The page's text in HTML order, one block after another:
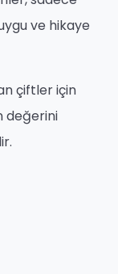
ve hikaye
çiftler için
değerini